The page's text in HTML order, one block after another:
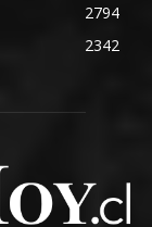
2794
2342